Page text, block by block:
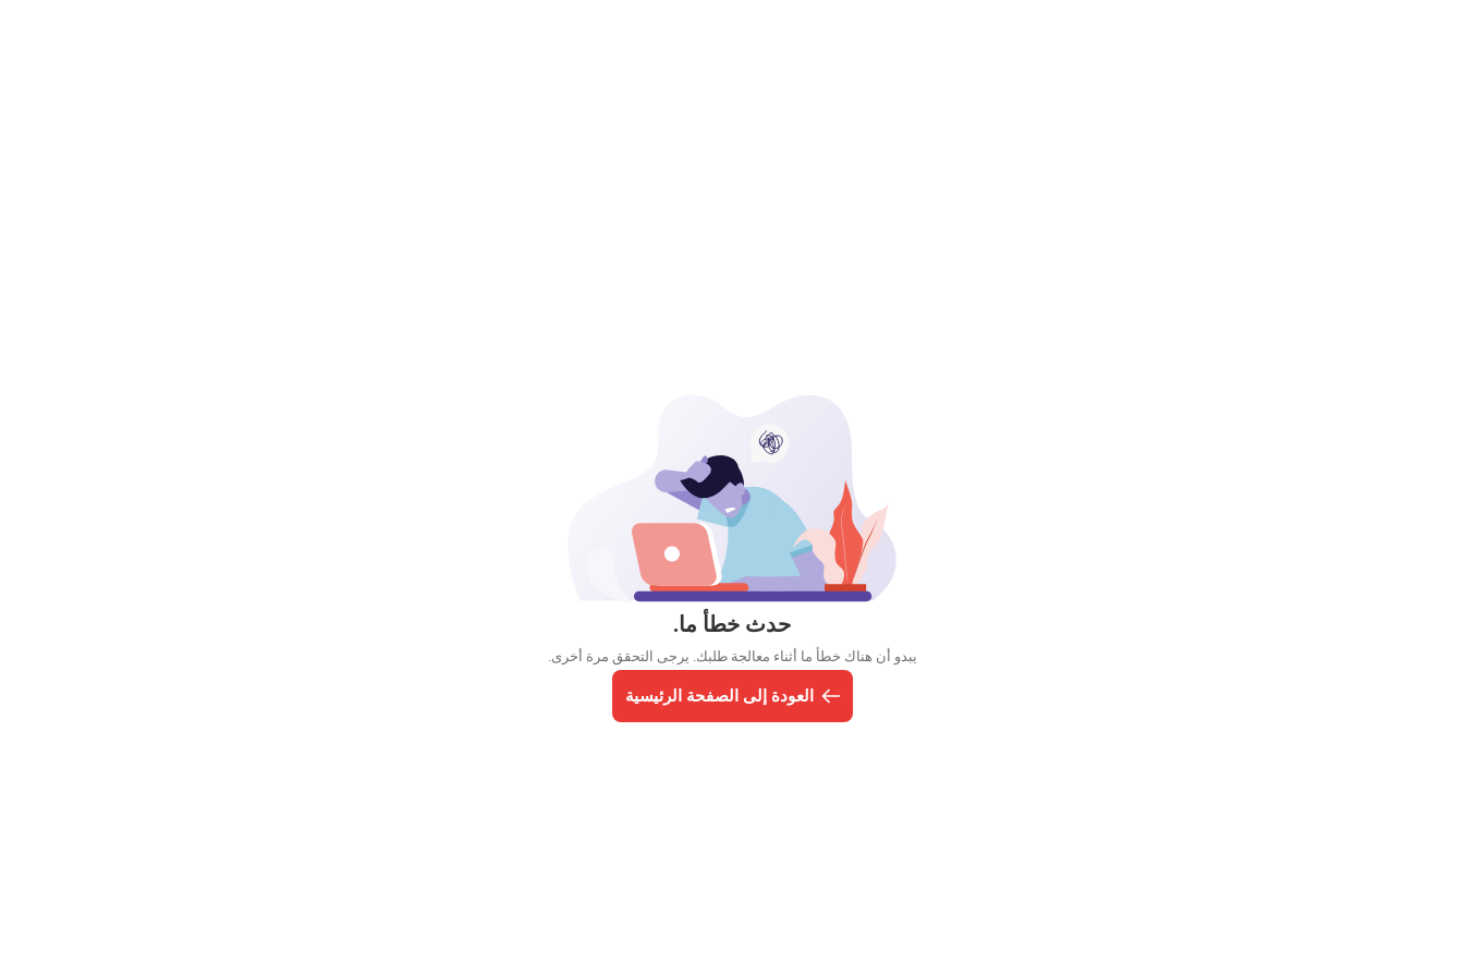
حدث خطأ ما.
يبدو أن هناك خطأ ما أثناء معالجة طلبك. يرجى التحقق مرة أخرى.
العودة إلى الصفحة الرئيسية